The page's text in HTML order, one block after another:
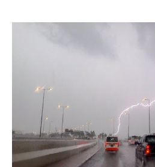
قطع الاراضي
اخبار العراق